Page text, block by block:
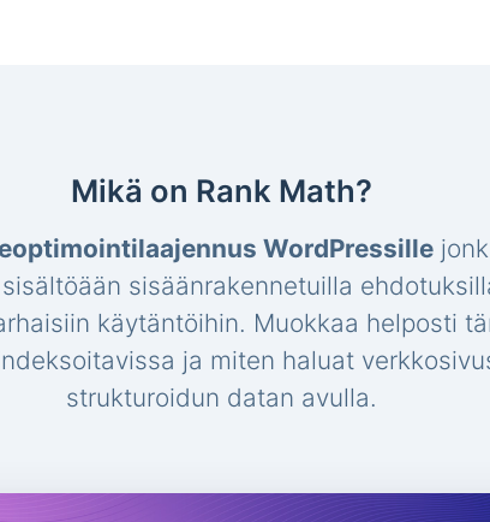
Mikä on Rank Math?
WordPressille
sisäänrakennetuilla
käytäntöihin. Muokkaa helposti
ja miten haluat
strukturoidun datan avulla.